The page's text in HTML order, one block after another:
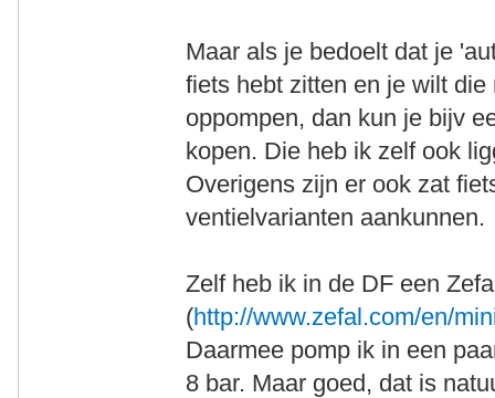
Maar als je bedoelt dat je
fiets hebt zitten en je wilt
oppompen, dan kun je bijv
kopen. Die heb ik zelf ook
Overigens zijn er ook zat
ventielvarianten aankunnen.
Zelf heb ik in de DF een
(http://www.zefal.com/en/
Daarmee pomp ik in een
8 bar. Maar goed, dat is